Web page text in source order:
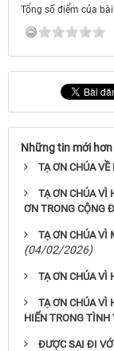
Tổng số điểm của
Những tin mới hơn
TẠ ƠN CHÚA
TẠ ƠN CHÚA VÌ
ƠN TRONG CỘNG
TẠ ƠN CHÚA VÌ
(04/02/2026)
TẠ ƠN CHÚA VÌ
TẠ ƠN CHÚA VÌ
HIẾN TRONG TÌNH
ĐƯỢC SAI ĐI